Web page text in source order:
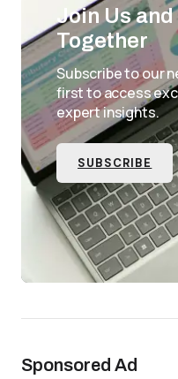
Join Us and
Together
Subscribe to our
first to access
expert insights.
SUBSCRIBE
Sponsored Ad